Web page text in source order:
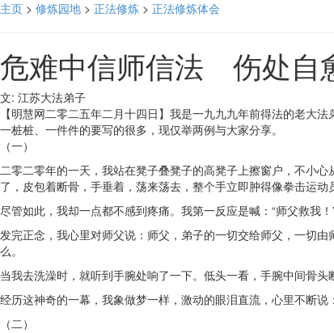
主页 > 修炼园地 > 正法修炼 > 正法修炼体会
危难中信师信法 伤处自
文: 江苏大法弟子
【明慧网二零二五年二月十四日】我是一九九九年前得法的老大
一桩桩、一件件的要写的很多，现仅举两例与大家分享。
（一）
二零二零年的一天，我站在凳子叠凳子的高凳子上擦窗户，不小
了，皮包着断骨，手垂着，荡来荡去，整个手立即肿得像拳击运动
尽管如此，我却一点都不感到疼痛。我第一反应是喊：“师父救我
发完正念，我心里对师父说：师父，弟子的一切交给师父，一切
么。
当我去洗澡时，就听到手腕处响了一下。低头一看，手腕中间骨
经历这神奇的一幕，我象做梦一样，激动的眼泪直流，心里不断
（二）